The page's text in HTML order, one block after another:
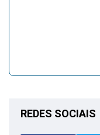
REDES SOCIAIS